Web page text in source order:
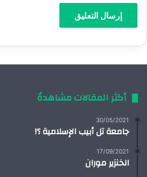
أكثر المقالات مشاهدةً
30/05/2021
جامعة تل أبيب الإسلامية ؟!
17/09/2021
الخنزير موران